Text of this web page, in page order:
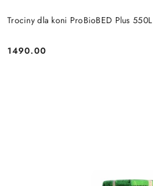
Trociny dla koni ProBioBED Plus 550L
Cena:
1490.00